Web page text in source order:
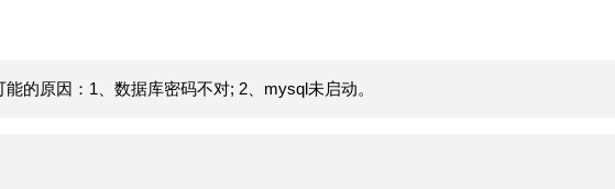
的原因：1、数据库密码不对; 2、mysql未启动。